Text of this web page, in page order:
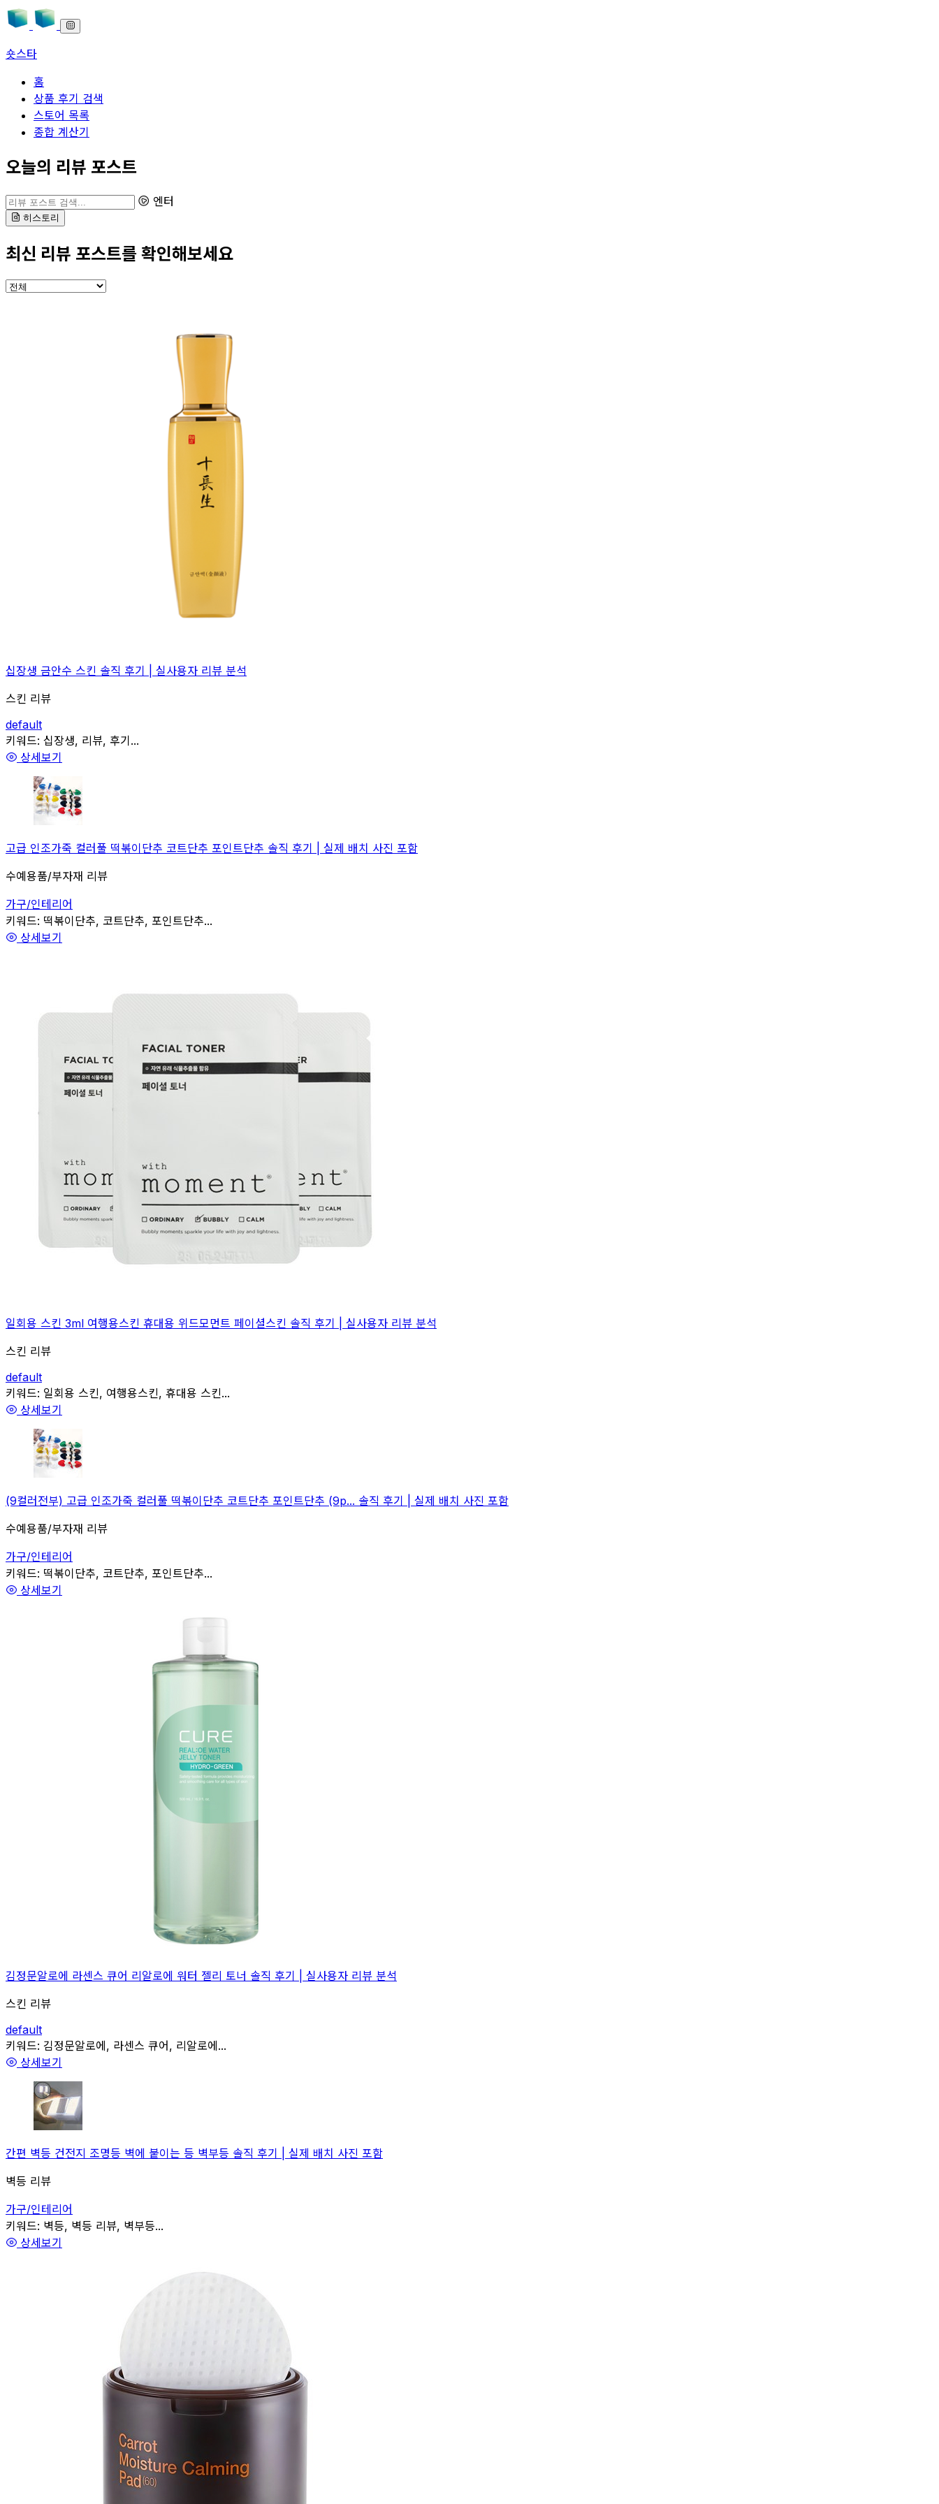
숏스타
홈
상품 후기 검색
스토어 목록
종합 계산기
본문으로 바로가기
오늘의 리뷰 포스트
리뷰 포스트 검색 엔터
히스토리
최신 리뷰 포스트를 확인해보세요
카테고리 선택
십장생 금안수 스킨 솔직 후기 | 실사용자 리뷰 분석
스킨 리뷰
default
관련
키워드: 십장생, 리뷰, 후기...
상세보기
고급 인조가죽 컬러풀 떡볶이단추 코트단추 포인트단추 솔직 후기 | 실제 배치 사진 포함
수예용품/부자재 리뷰
가구/인테리어
관련
키워드: 떡볶이단추, 코트단추, 포인트단추...
상세보기
일회용 스킨 3ml 여행용스킨 휴대용 위드모먼트 페이셜스킨 솔직 후기 | 실사용자 리뷰 분석
스킨 리뷰
default
관련
키워드: 일회용 스킨, 여행용스킨, 휴대용 스킨...
상세보기
(9컬러전부) 고급 인조가죽 컬러풀 떡볶이단추 코트단추 포인트단추 (9p... 솔직 후기 | 실제 배치 사진 포함
수예용품/부자재 리뷰
가구/인테리어
관련
키워드: 떡볶이단추, 코트단추, 포인트단추...
상세보기
김정문알로에 라센스 큐어 리알로에 워터 젤리 토너 솔직 후기 | 실사용자 리뷰 분석
스킨 리뷰
default
관련
키워드: 김정문알로에, 라센스 큐어, 리알로에...
상세보기
간편 벽등 건전지 조명등 벽에 붙이는 등 벽부등 솔직 후기 | 실제 배치 사진 포함
벽등 리뷰
가구/인테리어
관련
키워드: 벽등, 벽등 리뷰, 벽부등...
상세보기